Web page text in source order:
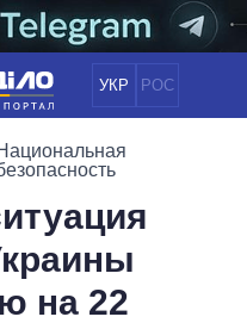
УКР РОС
ЭКОНОМИКА
ОБЩЕСТВО
МИРна 22